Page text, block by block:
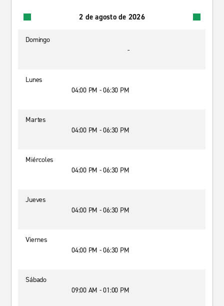
2 de agosto de 2026
Domingo
-
Lunes
04:00 PM - 06:30 PM
Martes
04:00 PM - 06:30 PM
Miércoles
04:00 PM - 06:30 PM
Jueves
04:00 PM - 06:30 PM
Viernes
04:00 PM - 06:30 PM
Sábado
09:00 AM - 01:00 PM